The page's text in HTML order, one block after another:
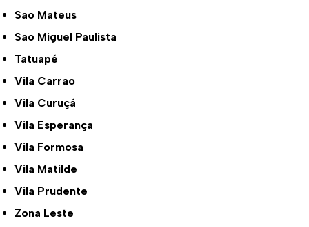
São Mateus
São Miguel Paulista
Tatuapé
Vila Carrão
Vila Curuçá
Vila Esperança
Vila Formosa
Vila Matilde
Vila Prudente
Zona Leste